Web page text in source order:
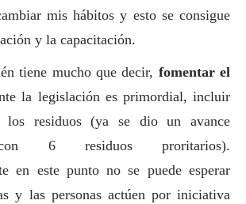
mis hábitos y esto se consigue
y la capacitación.
tiene mucho que decir, fomentar el
la legislación es primordial, incluir
los residuos (ya se dio un avance
6 residuos proritarios).
en este punto no se puede esperar
y las personas actúen por iniciativa